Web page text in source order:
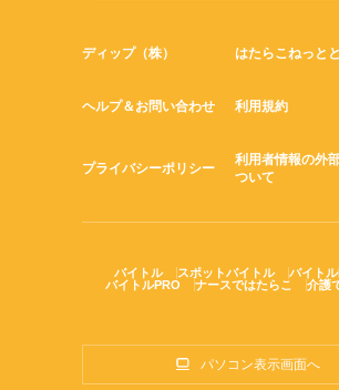
ディップ（株） はたらこねっと
ヘルプ＆お問い合わせ 利用規約
プライバシーポリシー
利用者情報の外
ついて
バイトル スポットバイトル
バイト
バイトルPRO
ナースではたらこ 介護
パソコン表示画面へ